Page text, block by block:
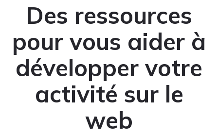
Des ressources
pour vous aider à
développer votre
activité sur le
web